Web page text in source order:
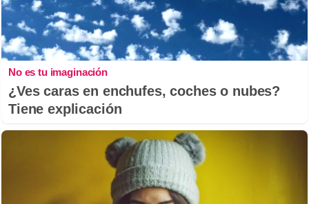
No es tu imaginación
¿Ves caras en enchufes, coches o nubes?
Tiene explicación